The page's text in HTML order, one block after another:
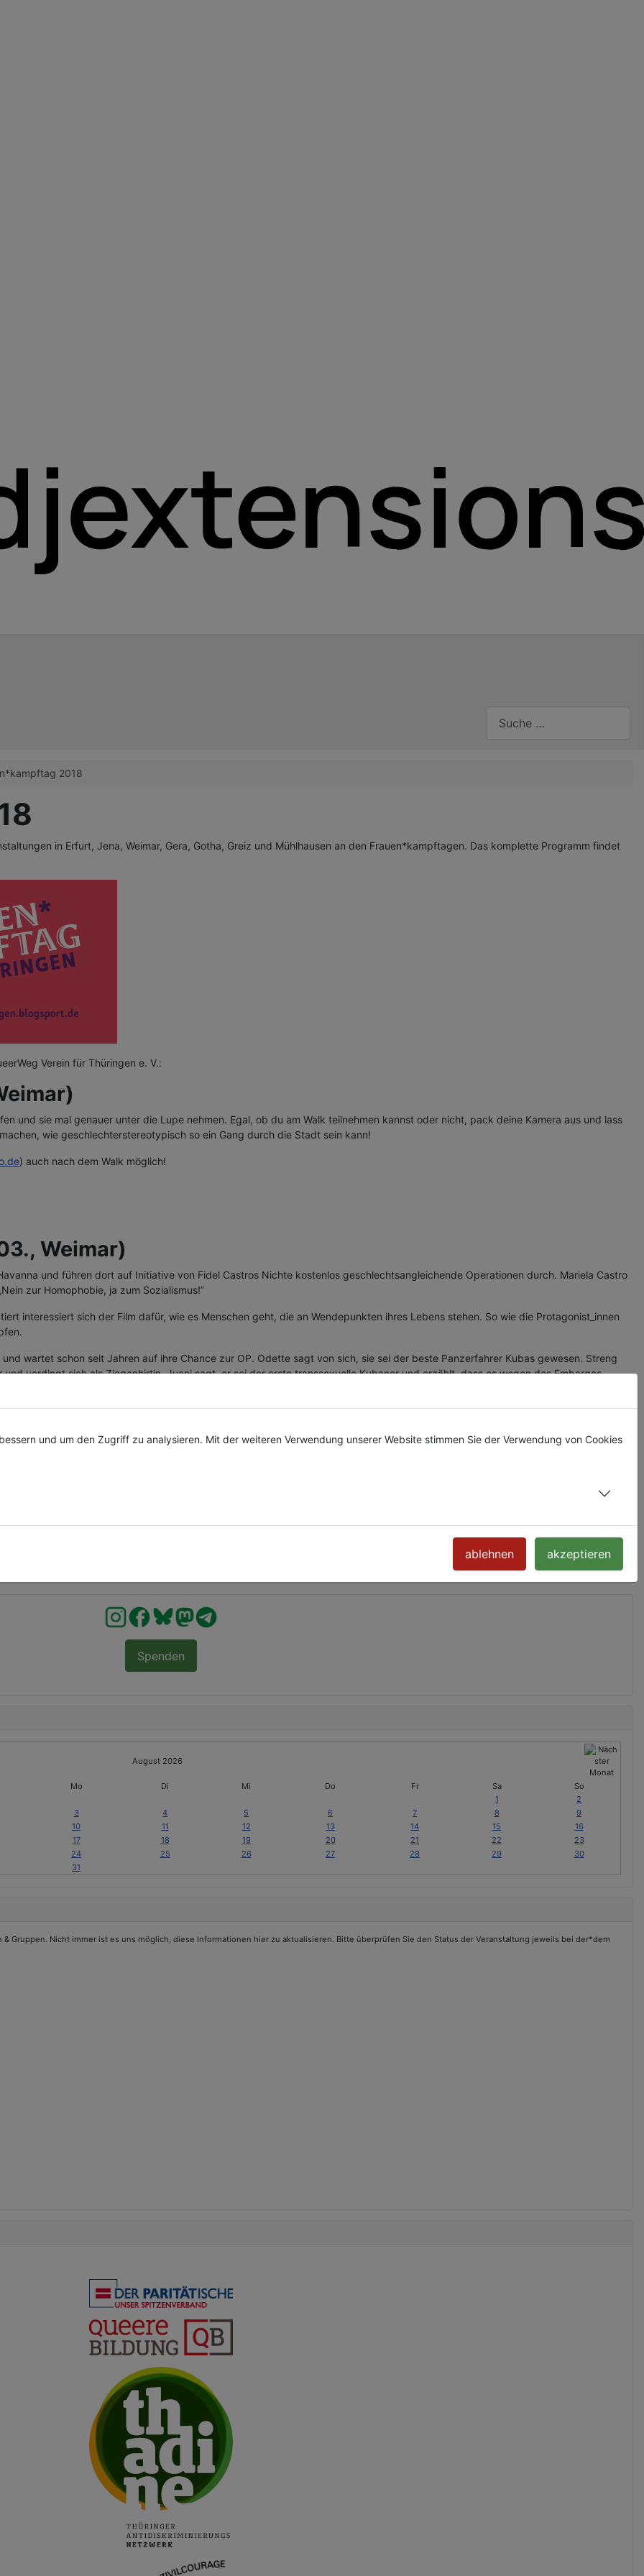
2018
in Erfurt, Jena, Weimar, Gera, Gotha, Greiz und Mühlhausen an den Frauen*kampftagen. Das komplette Programm findet
Verein für Thüringen e. V.:
und sie mal genauer unter die Lupe nehmen. Egal, ob du am Walk teilnehmen kannst oder nicht, pack deine Kamera aus und lass
wie geschlechterstereotypisch so ein Gang durch die Stadt sein kann!
) auch nach dem Walk möglich!
Weimar)
und führen dort auf Initiative von Fidel Castros Nichte kostenlos geschlechtsangleichende Operationen durch. Mariela Castro
zur Homophobie, ja zum Sozialismus!”
interessiert sich der Film dafür, wie es Menschen geht, die an Wendepunkten ihres Lebens stehen. So wie die Protagonist_innen
wartet schon seit Jahren auf ihre Chance zur OP. Odette sagt von sich, sie sei der beste Panzerfahrer Kubas gewesen. Streng
verdingt sich als Ziegenhirtin. Juani sagt, er sei der erste transsexuelle Kubaner und erzählt, dass es wegen des Embargos
Spenden
August 2026
Mo Di Mi Do Fr Sa
So
1
2
3
4 5 6 7 8
9
10
11 12 13 14 15
16
17
18 19 20 21 22
23
24
25 26 27 28 29
30
31
Gruppen. Nicht immer ist es uns möglich, diese Informationen hier zu aktualisieren. Bitte überprüfen Sie den Status der Veranstaltung jeweils bei der*dem
und um den Zugriff zu analysieren. Mit der weiteren Verwendung unserer Website stimmen Sie der Verwendung von Cookies
ablehnen akzeptieren